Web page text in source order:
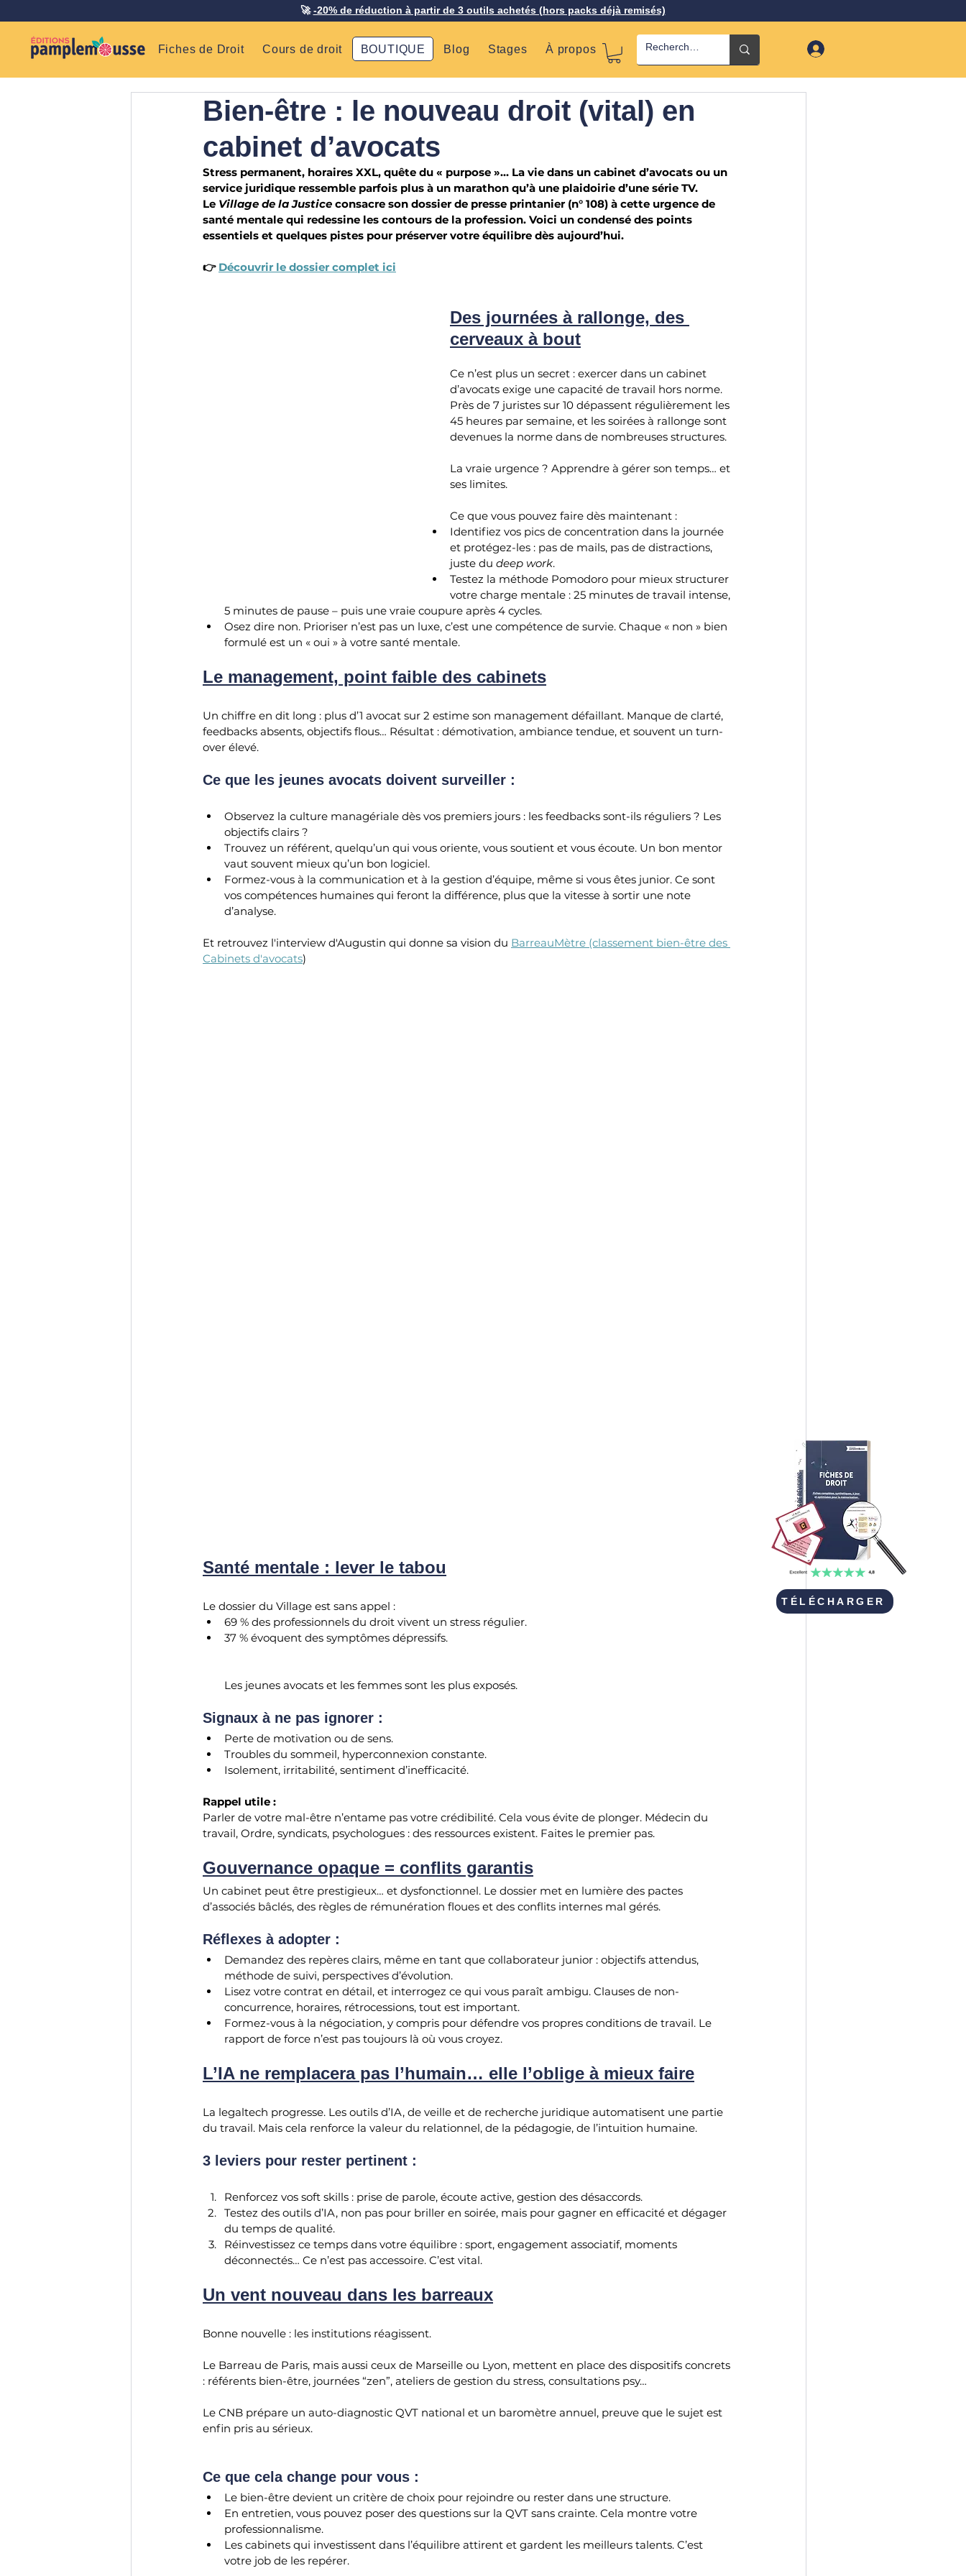
🚀-20% de réduction à partir de 3 outils achetés (hors packs déjà remisés)
Fiches de Droit Cours de droit BOUTIQUE Blog Stages À propos
Bien-être : le nouveau droit (vital) en
cabinet d’avocats
Stress permanent, horaires XXL, quête du « purpose »… La vie dans un cabinet d’avocats ou un
service juridique ressemble parfois plus à un marathon qu’à une plaidoirie d’une série TV.
Le Village de la Justice consacre son dossier de presse printanier (n° 108) à cette urgence de
santé mentale qui redessine les contours de la profession. Voici un condensé des points
essentiels et quelques pistes pour préserver votre équilibre dès aujourd’hui.
👉 Découvrir le dossier complet ici
Des journées à rallonge, des
cerveaux à bout
Ce n’est plus un secret : exercer dans un cabinet
d’avocats exige une capacité de travail hors norme.
Près de 7 juristes sur 10 dépassent régulièrement les
45 heures par semaine, et les soirées à rallonge sont
devenues la norme dans de nombreuses structures.
La vraie urgence ? Apprendre à gérer son temps… et
ses limites.
Ce que vous pouvez faire dès maintenant :
Identifiez vos pics de concentration dans la journée
et protégez-les : pas de mails, pas de distractions,
juste du deep work.
Testez la méthode Pomodoro pour mieux structurer
votre charge mentale : 25 minutes de travail intense,
5 minutes de pause – puis une vraie coupure après 4 cycles.
Osez dire non. Prioriser n’est pas un luxe, c’est une compétence de survie. Chaque « non » bien
formulé est un « oui » à votre santé mentale.
Le management, point faible des cabinets
Un chiffre en dit long : plus d’1 avocat sur 2 estime son management défaillant. Manque de clarté,
feedbacks absents, objectifs flous… Résultat : démotivation, ambiance tendue, et souvent un turn-
over élevé.
Ce que les jeunes avocats doivent surveiller :
Observez la culture managériale dès vos premiers jours : les feedbacks sont-ils réguliers ? Les
objectifs clairs ?
Trouvez un référent, quelqu’un qui vous oriente, vous soutient et vous écoute. Un bon mentor
vaut souvent mieux qu’un bon logiciel.
Formez-vous à la communication et à la gestion d’équipe, même si vous êtes junior. Ce sont
vos compétences humaines qui feront la différence, plus que la vitesse à sortir une note
d’analyse.
Et retrouvez l'interview d'Augustin qui donne sa vision du BarreauMètre (classement bien-être des
Cabinets d'avocats)
Santé mentale : lever le tabou
Le dossier du Village est sans appel :
69 % des professionnels du droit vivent un stress régulier.
37 % évoquent des symptômes dépressifs.
Les jeunes avocats et les femmes sont les plus exposés.
Signaux à ne pas ignorer :
Perte de motivation ou de sens.
Troubles du sommeil, hyperconnexion constante.
Isolement, irritabilité, sentiment d’inefficacité.
Rappel utile :
Parler de votre mal-être n’entame pas votre crédibilité. Cela vous évite de plonger. Médecin du
travail, Ordre, syndicats, psychologues : des ressources existent. Faites le premier pas.
Gouvernance opaque = conflits garantis
Un cabinet peut être prestigieux… et dysfonctionnel. Le dossier met en lumière des pactes
d’associés bâclés, des règles de rémunération floues et des conflits internes mal gérés.
Réflexes à adopter :
Demandez des repères clairs, même en tant que collaborateur junior : objectifs attendus,
méthode de suivi, perspectives d’évolution.
Lisez votre contrat en détail, et interrogez ce qui vous paraît ambigu. Clauses de non-
concurrence, horaires, rétrocessions, tout est important.
Formez-vous à la négociation, y compris pour défendre vos propres conditions de travail. Le
rapport de force n’est pas toujours là où vous croyez.
L’IA ne remplacera pas l’humain… elle l’oblige à mieux faire
La legaltech progresse. Les outils d’IA, de veille et de recherche juridique automatisent une partie
du travail. Mais cela renforce la valeur du relationnel, de la pédagogie, de l’intuition humaine.
3 leviers pour rester pertinent :
Renforcez vos soft skills : prise de parole, écoute active, gestion des désaccords.
Testez des outils d’IA, non pas pour briller en soirée, mais pour gagner en efficacité et dégager
du temps de qualité.
Réinvestissez ce temps dans votre équilibre : sport, engagement associatif, moments
déconnectés… Ce n’est pas accessoire. C’est vital.
Un vent nouveau dans les barreaux
Bonne nouvelle : les institutions réagissent.
Le Barreau de Paris, mais aussi ceux de Marseille ou Lyon, mettent en place des dispositifs concrets
: référents bien-être, journées “zen”, ateliers de gestion du stress, consultations psy…
Le CNB prépare un auto-diagnostic QVT national et un baromètre annuel, preuve que le sujet est
enfin pris au sérieux.
Ce que cela change pour vous :
Le bien-être devient un critère de choix pour rejoindre ou rester dans une structure.
En entretien, vous pouvez poser des questions sur la QVT sans crainte. Cela montre votre
professionnalisme.
Les cabinets qui investissent dans l’équilibre attirent et gardent les meilleurs talents. C’est
votre job de les repérer.
TÉLÉCHARGER